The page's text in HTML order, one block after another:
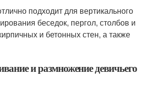
подходит для вертикального
беседок, пергол, столбов и
и бетонных стен, а также
и размножение девичьего